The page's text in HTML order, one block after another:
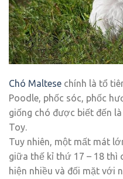
Chó Maltese chính là tổ
Poodle, phốc sóc, phốc
giống chó được biết đến
Toy.
Tuy nhiên, một mất mát
giữa thế kỉ thứ 17 – 18 thì
hiện nhiều và đối mặt với